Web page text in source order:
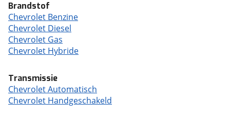
Brandstof
Chevrolet Benzine
Chevrolet Diesel
Chevrolet Gas
Chevrolet Hybride
Transmissie
Chevrolet Automatisch
Chevrolet Handgeschakeld